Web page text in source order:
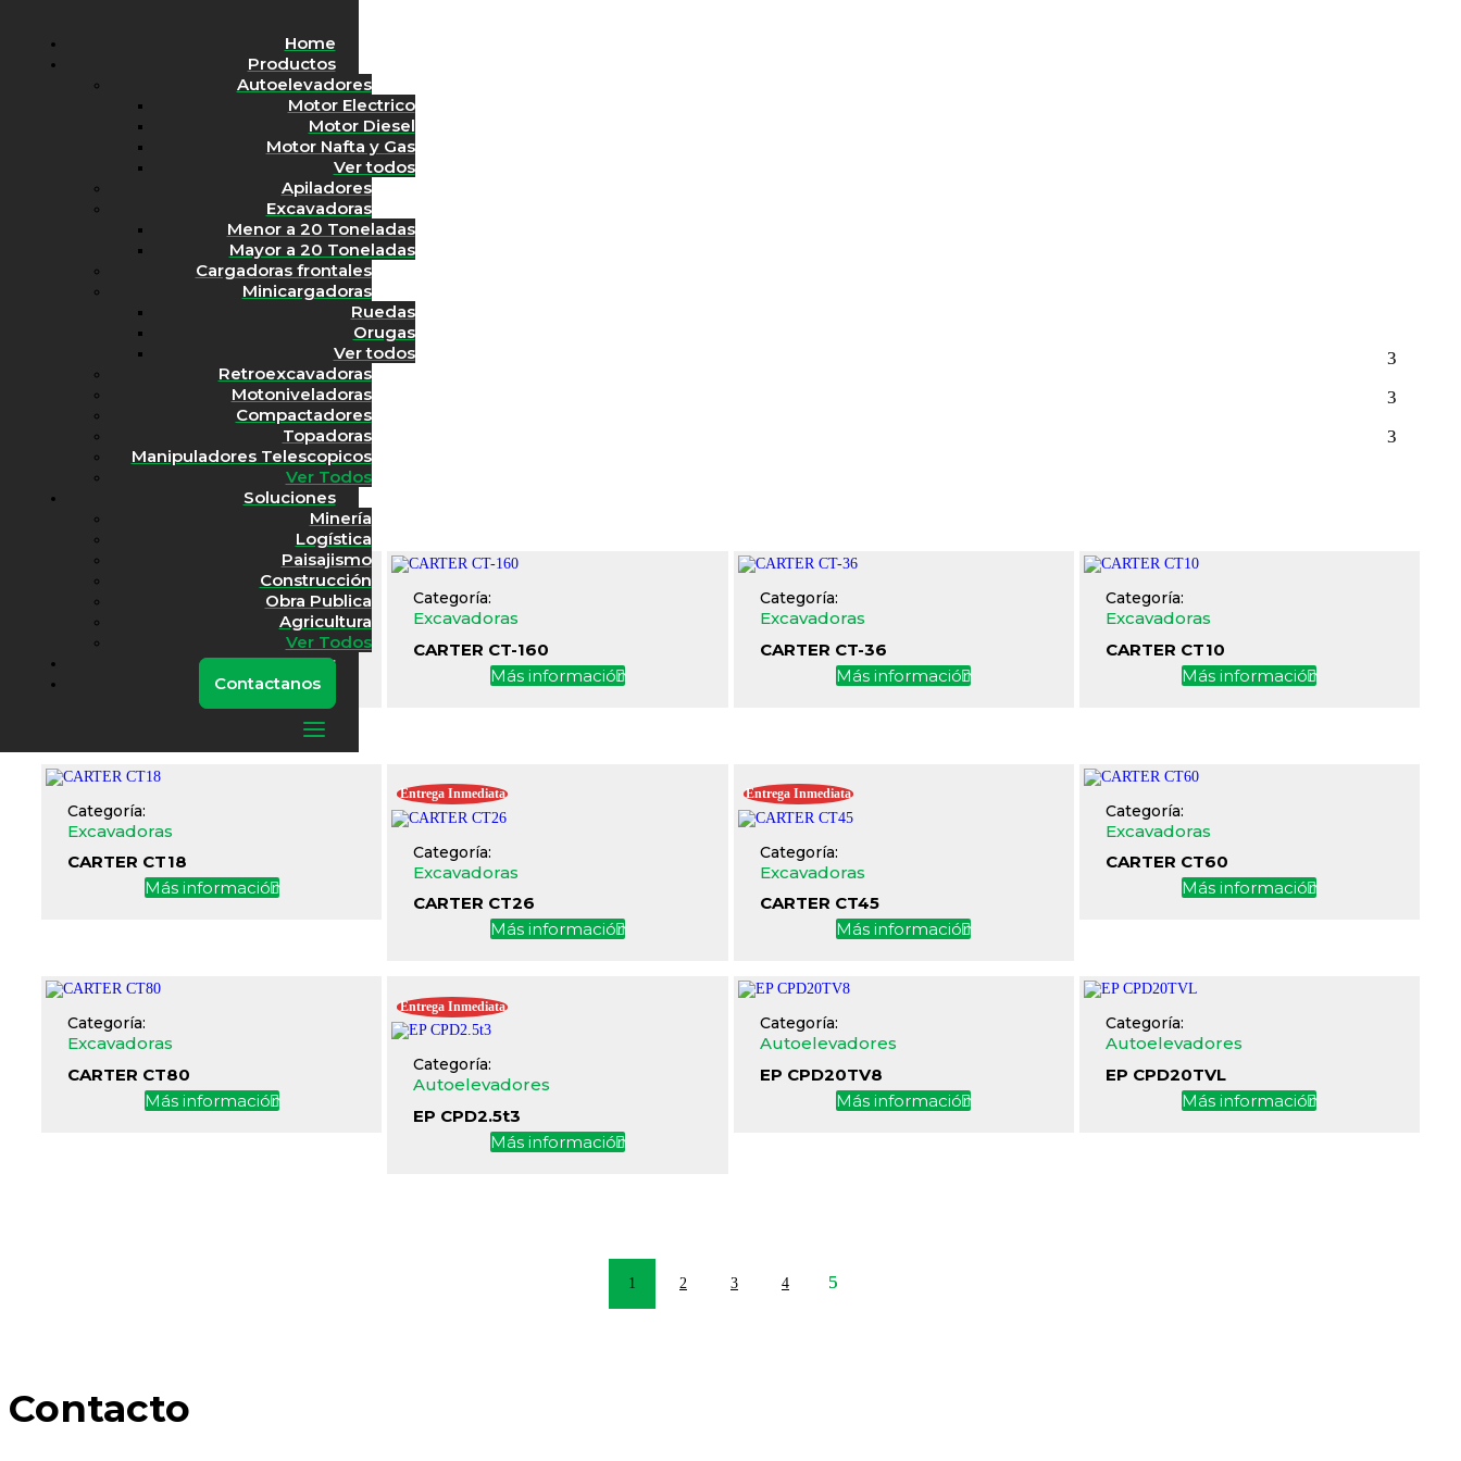
Home
Productos
Autoelevadores
Motor Electrico
Motor Diesel
Motor Nafta y Gas
Ver todos
Apiladores
Excavadoras
Menor a 20 Toneladas
Mayor a 20 Toneladas
Cargadoras frontales
Minicargadoras
Ruedas
Orugas
Ver todos
Retroexcavadoras
Motoniveladoras
Compactadores
Topadoras
Manipuladores Telescopicos
Ver Todos
Soluciones
Minería
Logística
Paisajismo
Construcción
Obra Publica
Agricultura
Ver Todos
Nosotros
Contactanos
Productos
Productos
Filtros
Productos
Marca
Soluciones
Search
Mostrando 1–12 de 44 resultados
Categoría:
Excavadoras
CARTER CT-135
Más información
Categoría:
Excavadoras
CARTER CT-160
Más información
Categoría:
Excavadoras
CARTER CT-36
Más información
Categoría:
Excavadoras
CARTER CT10
Más información
Categoría:
Excavadoras
CARTER CT18
Más información
Entrega Inmediata
Categoría:
Excavadoras
CARTER CT26
Más información
Entrega Inmediata
Categoría:
Excavadoras
CARTER CT45
Más información
Categoría:
Excavadoras
CARTER CT60
Más información
Categoría:
Excavadoras
CARTER CT80
Más información
Entrega Inmediata
Categoría:
Autoelevadores
EP CPD2.5t3
Más información
Categoría:
Autoelevadores
EP CPD20TV8
Más información
Categoría:
Autoelevadores
EP CPD20TVL
Más información
1 2 3 4
Contacto